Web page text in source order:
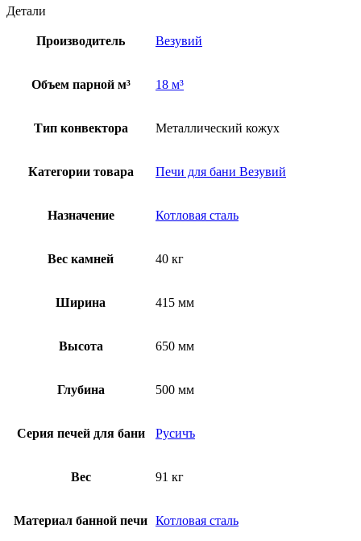
Детали
Производитель Везувий
Объем парной м³ 18 м³
Тип конвектора Металлический кожух
Категории товара Печи для бани Везувий
Назначение Котловая сталь
Вес камней 40 кг
Ширина 415 мм
Высота 650 мм
Глубина 500 мм
Серия печей для бани Русичъ
Вес 91 кг
Материал банной печи Котловая сталь